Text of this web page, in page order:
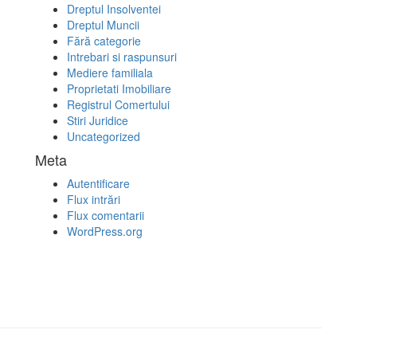
Dreptul Insolventei
Dreptul Muncii
Fără categorie
Intrebari si raspunsuri
Mediere familiala
Proprietati Imobiliare
Registrul Comertului
Stiri Juridice
Uncategorized
Meta
Autentificare
Flux intrări
Flux comentarii
WordPress.org